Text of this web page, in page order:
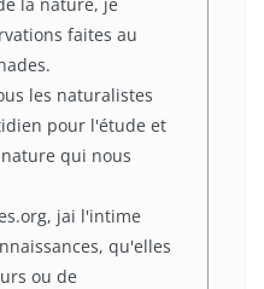
faites au
les naturalistes
pour l'étude et
qui nous
jai l'intime
qu'elles
ou de